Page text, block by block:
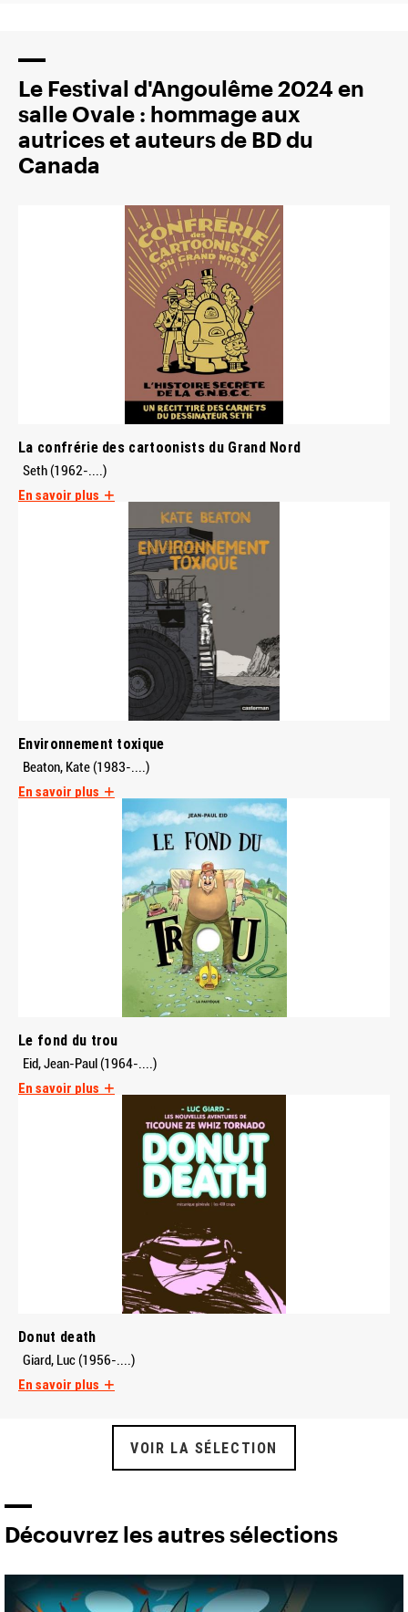
Le Festival d'Angoulême 2024 en
salle Ovale : hommage aux
autrices et auteurs de BD du
Canada
La confrérie des cartoonists du Grand Nord
Seth (1962-....)
En savoir plus
Environnement toxique
Beaton, Kate (1983-....)
En savoir plus
Le fond du trou
Eid, Jean-Paul (1964-....)
En savoir plus
Donut death
Giard, Luc (1956-....)
En savoir plus
VOIR LA SÉLECTION
Découvrez les autres sélections